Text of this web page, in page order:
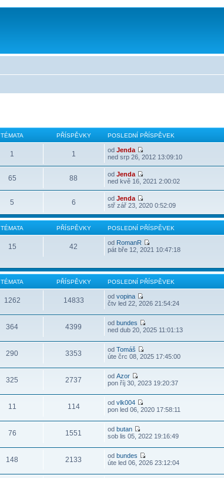
TÉMATA PŘÍSPĚVKY POSLEDNÍ PŘÍSPĚVEK
1 1 odJenda
ned srp 26, 2012 13:09:10
65 88 odJenda
ned kvě 16, 2021 2:00:02
5 6 odJenda
stř zář 23, 2020 0:52:09
TÉMATA PŘÍSPĚVKY POSLEDNÍ PŘÍSPĚVEK
15 42 od RomanR
pát bře 12, 2021 10:47:18
TÉMATA PŘÍSPĚVKY POSLEDNÍ PŘÍSPĚVEK
1262 14833 odvopina
čtv led 22, 2026 21:54:24
364 4399 odbundes
ned dub 20, 2025 11:01:13
290 3353 odTomáš
úte črc 08, 2025 17:45:00
325 2737 odAzor
pon říj 30, 2023 19:20:37
11 114 odvlk004
pon led 06, 2020 17:58:11
76 1551 odbutan
sob lis 05, 2022 19:16:49
148 2133 odbundes
úte led 06, 2026 23:12:04